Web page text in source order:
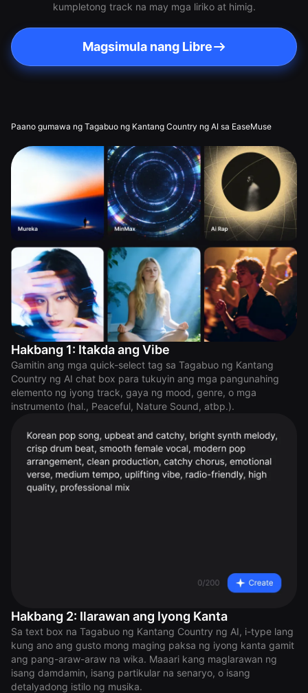
kumpletong track na may mga liriko at himig.
Magsimula nang Libre
Paano gumawa ng Tagabuo ng Kantang Country ng AI sa EaseMuse
Hakbang 1: Itakda ang Vibe
Gamitin ang mga quick-select tag sa Tagabuo ng Kantang
Country ng AI chat box para tukuyin ang mga pangunahing
elemento ng iyong track, gaya ng mood, genre, o mga
instrumento (hal., Peaceful, Nature Sound, atbp.).
Hakbang 2: Ilarawan ang Iyong Kanta
Sa text box na Tagabuo ng Kantang Country ng AI, i-type lang
kung ano ang gusto mong maging paksa ng iyong kanta gamit
ang pang-araw-araw na wika. Maaari kang maglarawan ng
isang damdamin, isang partikular na senaryo, o isang
detalyadong istilo ng musika.